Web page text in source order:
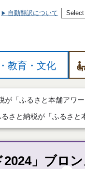
自動翻訳について
教育・文化
が「ふるさと本舗アワ
さと納税が「ふるさと
」ブロ